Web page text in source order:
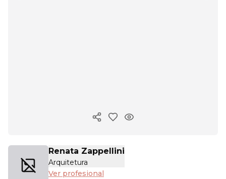
Copiar enlace
Renata Zappellini
Arquitetura
Ver profesional